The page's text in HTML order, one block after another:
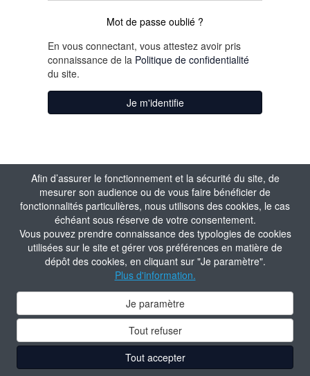
Afin d’assurer le fonctionnement et la sécurité du site, de
mesurer son audience ou de vous faire bénéficier de
fonctionnalités particulières, nous utilisons des cookies, le cas
échéant sous réserve de votre consentement.
Vous pouvez prendre connaissance des typologies de cookies
utilisées sur le site et gérer vos préférences en matière de
dépôt des cookies, en cliquant sur "Je paramètre".
Plus d'information.
Je paramètre
Tout refuser
Tout accepter
Mot de passe oublié ?
En vous connectant, vous attestez avoir pris
connaissance de la Politique de confidentialité
du site.
Je m'identifie
J'active mon
compte
Matricule
Valider